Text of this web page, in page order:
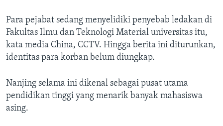
Para pejabat sedang menyelidiki penyebab ledakan di
Fakultas Ilmu dan Teknologi Material universitas itu,
kata media China, CCTV. Hingga berita ini diturunkan,
identitas para korban belum diungkap.
Nanjing selama ini dikenal sebagai pusat utama
pendidikan tinggi yang menarik banyak mahasiswa
asing.